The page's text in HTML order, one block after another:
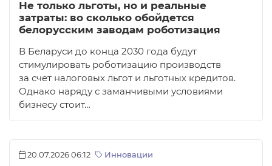
Не только льготы, но и реальные
затраты: во сколько обойдется
белорусским заводам роботизация
В Беларуси до конца 2030 года будут
стимулировать роботизацию производств
за счет налоговых льгот и льготных кредитов.
Однако наряду с заманчивыми условиями
бизнесу стоит…
20.07.2026 06:12 Инновации